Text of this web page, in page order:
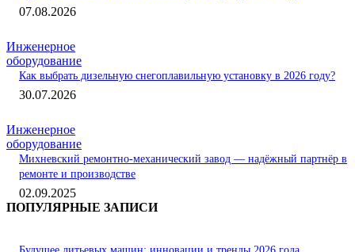
07.08.2026
Инженерное
оборудование
Как выбрать дизельную снегоплавильную установку в 2026 году?
30.07.2026
Инженерное
оборудование
Михневский ремонтно-механический завод — надёжный партнёр в
ремонте и производстве
02.09.2025
ПОПУЛЯРНЫЕ ЗАПИСИ